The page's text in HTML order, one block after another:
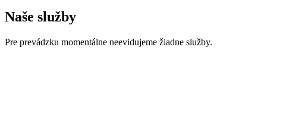
Naše služby
Pre prevádzku momentálne neevidujeme žiadne služby.